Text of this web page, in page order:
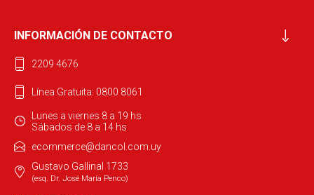
INFORMACIÓN DE CONTACTO
2209 4676
Línea Gratuita: 0800 8061
Lunes a viernes 8 a 19 hs
Sábados de 8 a 14 hs
ecommerce@dancol.com.uy
Gustavo Gallinal 1733
(esq. Dr. José María Penco)